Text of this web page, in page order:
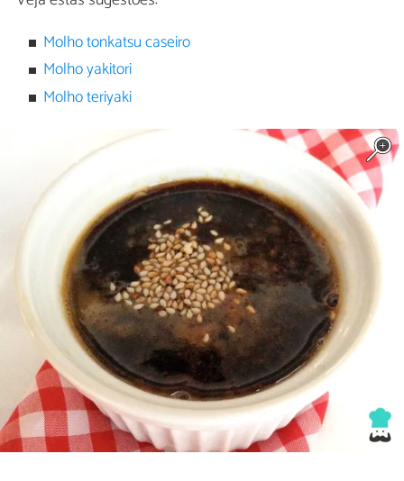
Molho tonkatsu caseiro
Molho yakitori
Molho teriyaki